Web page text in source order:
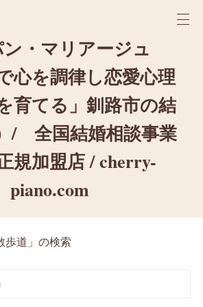
・マリアージュ
心を調律し恋愛心理
育てる」釧路市の結
/ 全国結婚相談事業
規加盟店 / cherry-
piano.com
歩道」の検索